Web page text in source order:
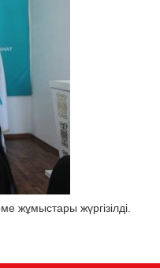
жұмыстары жүргізілді.